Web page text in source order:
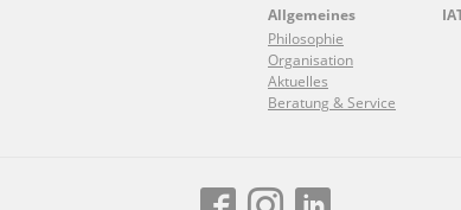
Allgemeines
Philosophie
Organisation
Aktuelles
Beratung & Service